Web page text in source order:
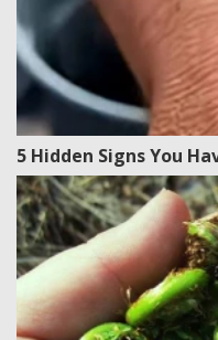
5 Hidden Signs You